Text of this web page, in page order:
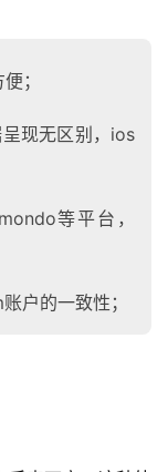
；
现无区别，ios
等平台，
户的一致性；